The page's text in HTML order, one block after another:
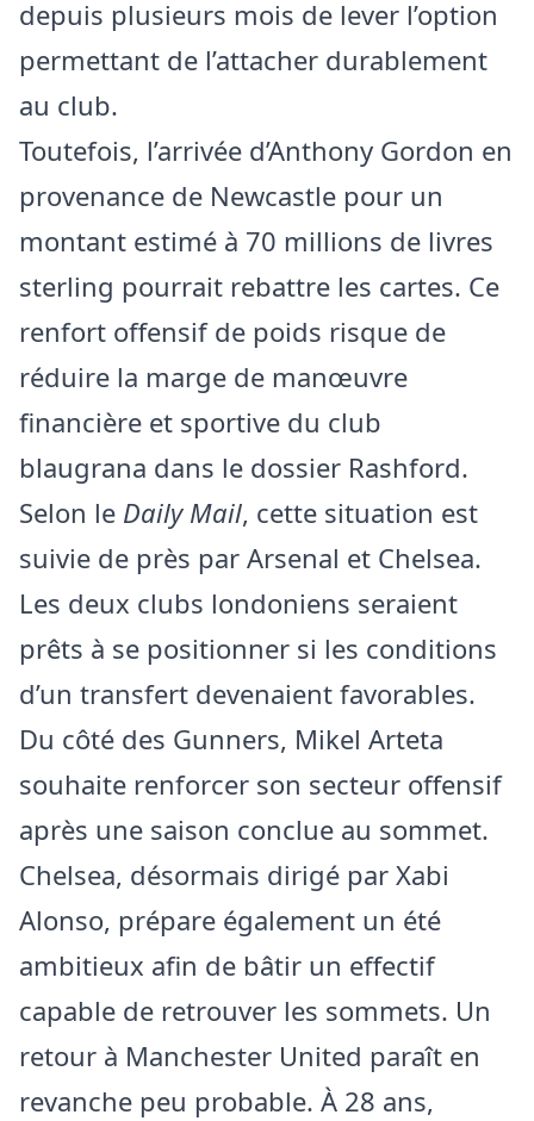
depuis plusieurs mois de lever l’option
permettant de l’attacher durablement
au club.
Toutefois, l’arrivée d’Anthony Gordon en
provenance de Newcastle pour un
montant estimé à 70 millions de livres
sterling pourrait rebattre les cartes. Ce
renfort offensif de poids risque de
réduire la marge de manœuvre
financière et sportive du club
blaugrana dans le dossier Rashford.
Selon le Daily Mail, cette situation est
suivie de près par Arsenal et Chelsea.
Les deux clubs londoniens seraient
prêts à se positionner si les conditions
d’un transfert devenaient favorables.
Du côté des Gunners, Mikel Arteta
souhaite renforcer son secteur offensif
après une saison conclue au sommet.
Chelsea, désormais dirigé par Xabi
Alonso, prépare également un été
ambitieux afin de bâtir un effectif
capable de retrouver les sommets. Un
retour à Manchester United paraît en
revanche peu probable. À 28 ans,